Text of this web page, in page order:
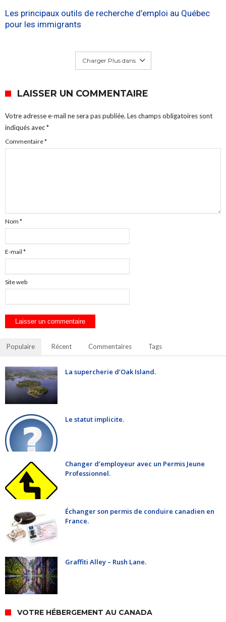
Les principaux outils de recherche d’emploi au Québec
pour les immigrants
Charger Plus dans
LAISSER UN COMMENTAIRE
Votre adresse e-mail ne sera pas publiée. Les champs obligatoires sont
indiqués avec*
Commentaire*
Nom *
E-mail *
Site web
Populaire Récent Commentaires Tags
La supercherie d’Oak Island.
Le statut implicite.
Changer d’employeur avec un Permis Jeune
Professionnel.
Échanger son permis de conduire canadien en
France.
Graffiti Alley – Rush Lane.
VOTRE HÉBERGEMENT AU CANADA